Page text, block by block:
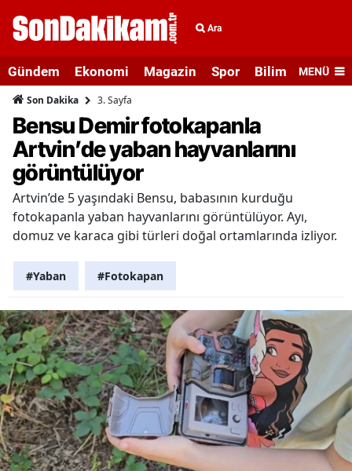
Ara
Gündem Ekonomi Magazin Spor Bilim veMENÜ
Son Dakika 3. Sayfa
Bensu Demir fotokapanla
Artvin’de yaban hayvanlarını
görüntülüyor
Artvin’de 5 yaşındaki Bensu, babasının kurduğu
fotokapanla yaban hayvanlarını görüntülüyor. Ayı,
domuz ve karaca gibi türleri doğal ortamlarında izliyor.
#Yaban #Fotokapan